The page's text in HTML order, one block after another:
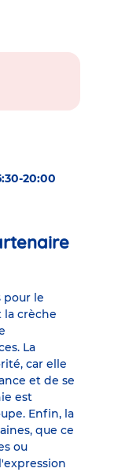
20:00
pour le
crèche
La
car elle
et de se
est
Enfin, la
que ce
ou